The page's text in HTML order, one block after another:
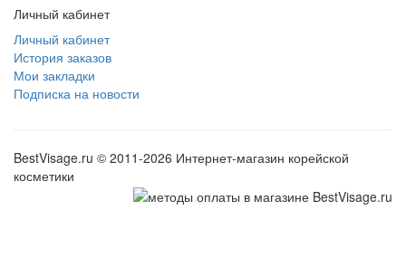
Личный кабинет
Личный кабинет
История заказов
Мои закладки
Подписка на новости
BestVisage.ru © 2011-2026 Интернет-магазин корейской
косметики